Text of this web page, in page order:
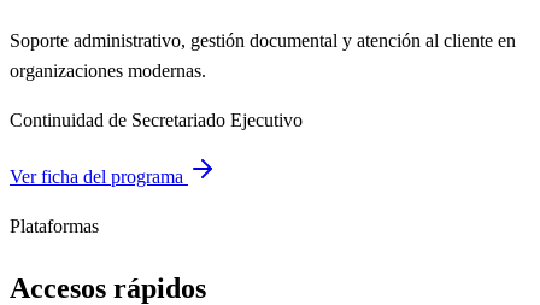
Soporte administrativo, gestión documental y atención al cliente en
organizaciones modernas.
Continuidad de Secretariado Ejecutivo
Ver ficha del programa
Plataformas
Accesos rápidos